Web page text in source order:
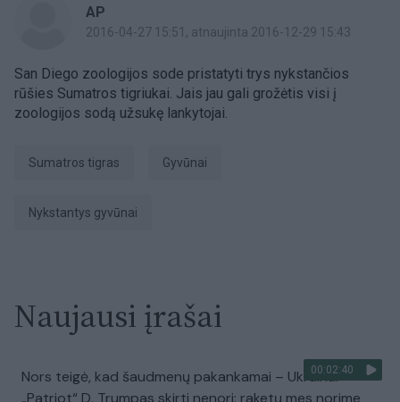
AP
2016-04-27 15:51 , atnaujinta 2016-12-29 15:43
San Diego zoologijos sode pristatyti trys nykstančios
rūšies Sumatros tigriukai. Jais jau gali grožėtis visi į
zoologijos sodą užsukę lankytojai.
Sumatros tigras Gyvūnai
nykstantys gyvūnai
Naujausi įrašai
00:02:40
Nors teigė, kad šaudmenų pakankamai – Ukrainai
„Patriot“ D. Trumpas skirti nenori: raketų mes norime